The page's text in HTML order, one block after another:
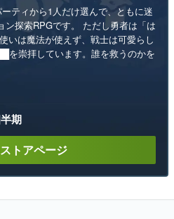
ティから1人だけ選んで、ともに迷
ン探索RPGです。 ただし勇者は「は
いは魔法が使えず、戦士は可愛らし
を崇拝しています。誰を救うのかを
期
トアページ